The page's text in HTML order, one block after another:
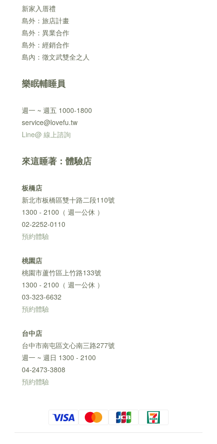
新家入厝禮
島外：旅店計畫
島外：異業合作
島外：經銷合作
島內：徵文武雙全之人
樂眠輔睡員
週一 ~ 週五 1000-1800
service@lovefu.tw
Line@ 線上諮詢
來這睡著：體驗店
板橋店
新北市板橋區雙十路二段110號
1300 - 2100（ 週一公休 ）
02-2252-0110
預約體驗
桃園店
桃園市蘆竹區上竹路133號
1300 - 2100（ 週一公休 ）
03-323-6632
預約體驗
台中店
台中市南屯區文心南三路277號
週一 ~ 週日 1300 - 2100
04-2473-3808
預約體驗